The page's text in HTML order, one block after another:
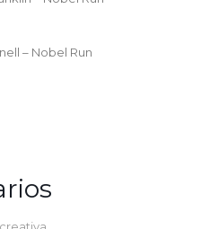
– Nobel Run